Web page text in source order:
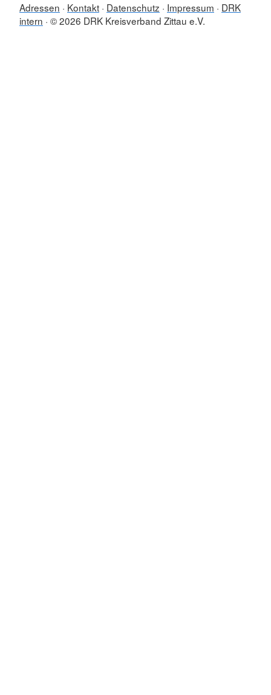
Adressen Kontakt Datenschutz Impressum
DRK
intern © 2026 DRK Kreisverband Zittau e.V.